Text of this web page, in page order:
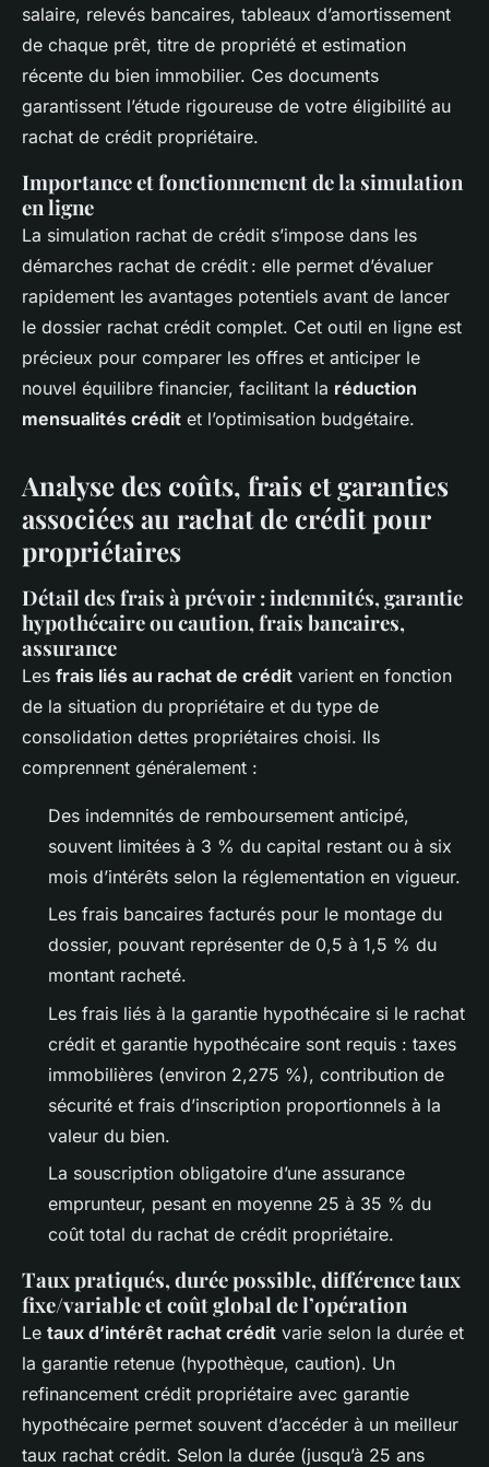
salaire, relevés bancaires, tableaux d’amortissement
de chaque prêt, titre de propriété et estimation
récente du bien immobilier. Ces documents
garantissent l’étude rigoureuse de votre éligibilité au
rachat de crédit propriétaire.
Importance et fonctionnement de la simulation
en ligne
La simulation rachat de crédit s’impose dans les
démarches rachat de crédit : elle permet d’évaluer
rapidement les avantages potentiels avant de lancer
le dossier rachat crédit complet. Cet outil en ligne est
précieux pour comparer les offres et anticiper le
nouvel équilibre financier, facilitant la réduction
mensualités crédit et l’optimisation budgétaire.
Analyse des coûts, frais et garanties
associées au rachat de crédit pour
propriétaires
Détail des frais à prévoir : indemnités, garantie
hypothécaire ou caution, frais bancaires,
assurance
Les frais liés au rachat de crédit varient en fonction
de la situation du propriétaire et du type de
consolidation dettes propriétaires choisi. Ils
comprennent généralement :
Des indemnités de remboursement anticipé,
souvent limitées à 3 % du capital restant ou à six
mois d’intérêts selon la réglementation en vigueur.
Les frais bancaires facturés pour le montage du
dossier, pouvant représenter de 0,5 à 1,5 % du
montant racheté.
Les frais liés à la garantie hypothécaire si le rachat
crédit et garantie hypothécaire sont requis : taxes
immobilières (environ 2,275 %), contribution de
sécurité et frais d’inscription proportionnels à la
valeur du bien.
La souscription obligatoire d’une assurance
emprunteur, pesant en moyenne 25 à 35 % du
coût total du rachat de crédit propriétaire.
Taux pratiqués, durée possible, différence taux
fixe/variable et coût global de l’opération
Le taux d’intérêt rachat crédit varie selon la durée et
la garantie retenue (hypothèque, caution). Un
refinancement crédit propriétaire avec garantie
hypothécaire permet souvent d’accéder à un meilleur
taux rachat crédit. Selon la durée (jusqu’à 25 ans